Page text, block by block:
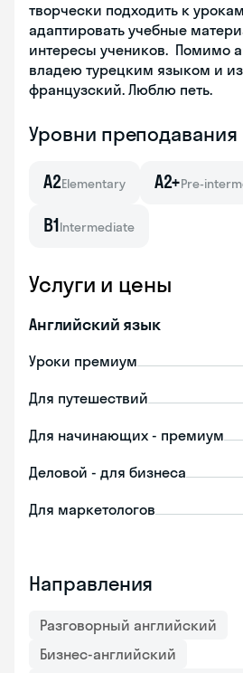
творчески подходить к
адаптировать учебные
интересы учеников. Помимо
владею турецким языком и
французский. Люблю петь.
Уровни преподавания
A2Elementary A2+Pre-
B1Intermediate
Услуги и цены
Английский язык
Уроки премиум
Для путешествий
Для начинающих - премиум
Деловой - для бизнеса
Для маркетологов
Направления
Разговорный английский
Бизнес-английский